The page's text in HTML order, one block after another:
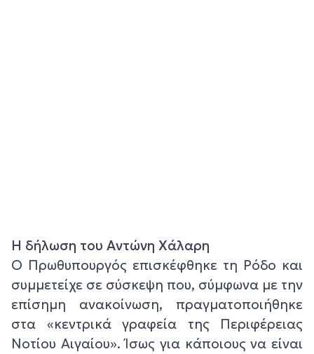
Η δήλωση του Αντώνη Χάλαρη
Ο Πρωθυπουργός επισκέφθηκε τη Ρόδο και
συμμετείχε σε σύσκεψη που, σύμφωνα με την
επίσημη ανακοίνωση, πραγματοποιήθηκε
στα «κεντρικά γραφεία της Περιφέρειας
Νοτίου Αιγαίου». Ίσως για κάποιους να είναι